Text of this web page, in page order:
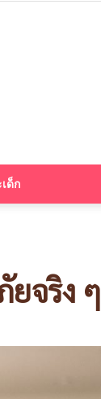
ด็ก
ยจริง ๆ